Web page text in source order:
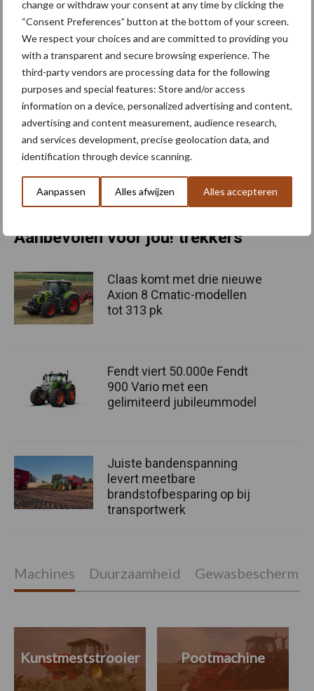
change or withdraw your consent at any time by clicking the
“Consent Preferences” button at the bottom of your screen.
We respect your choices and are committed to providing you
with a transparent and secure browsing experience. The
third-party vendors are processing data for the following
purposes and special features: Store and/or access
information on a device, personalized advertising and content,
advertising and content measurement, audience research,
and services development, precise geolocation data, and
identification through device scanning.
Aanpassen Alles afwijzen Alles accepteren
Aanbevolen voor jou! trekkers
Claas komt met drie nieuwe
Axion 8 Cmatic-modellen
tot 313 pk
Fendt viert 50.000e Fendt
900 Vario met een
gelimiteerd jubileummodel
Juiste bandenspanning
levert meetbare
brandstofbesparing op bij
transportwerk
Machines Duurzaamheid
Kunstmeststrooier Pootmachine